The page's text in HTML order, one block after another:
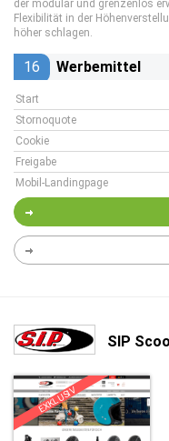
der modular und grenzenlos
Flexibilität in der
höher schlagen.
16 Werbemittel
Start
Stornoquote
Cookie
Freigabe
Mobil-Landingpage
SIP
EXKLUSIV